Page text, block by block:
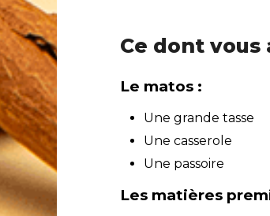
Ce dont vous
Le matos :
Une grande tasse
Une casserole
Une passoire
Les matières